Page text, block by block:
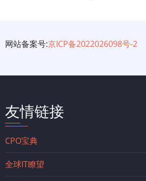
网站备案号:京ICP备2022026098号-2
友情链接
CPO宝典
全球IT瞭望